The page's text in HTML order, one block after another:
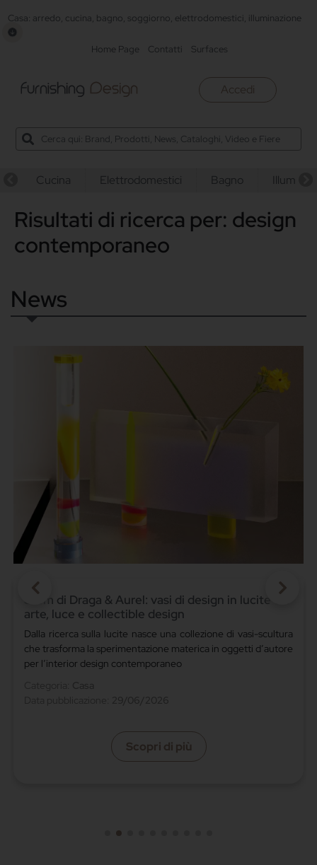
Casa: arredo, cucina, bagno, soggiorno, elettrodomestici, illuminazione
Home Page Contatti Surfaces
Accedi
Cucina Elettrodomestici Bagno
Risultati di ricerca per: design
contemporaneo
News
Stem di Draga & Aurel: vasi di design in lucite tra
arte, luce e collectible design
Dalla ricerca sulla lucite nasce una collezione di vasi-scultura
che trasforma la sperimentazione materica in oggetti d’autore
per l’interior design contemporaneo
Scopri di più